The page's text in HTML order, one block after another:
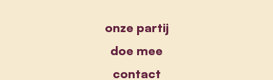
onze partij
doe mee
contact